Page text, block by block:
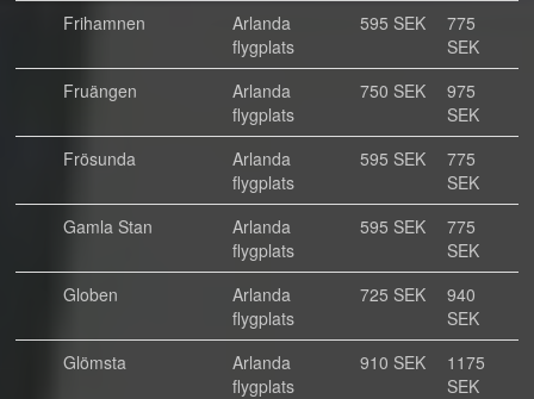
Frihamnen
Arlanda
flygplats
595 SEK
775
SEK
Fruängen
Arlanda
flygplats
750 SEK
975
SEK
Frösunda
Arlanda
flygplats
595 SEK
775
SEK
Gamla Stan
Arlanda
flygplats
595 SEK
775
SEK
Globen
Arlanda
flygplats
725 SEK
940
SEK
Glömsta
Arlanda
flygplats
910 SEK
1175
SEK